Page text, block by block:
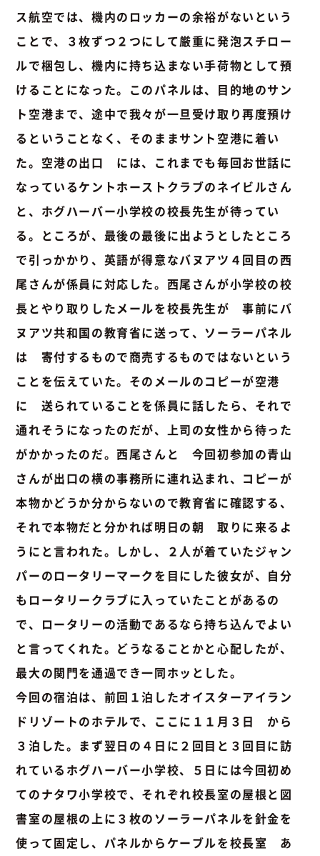
ス航空では、機内のロッカーの余裕がないという
ことで、３枚ずつ２つにして厳重に発泡スチロー
ルで梱包し、機内に持ち込まない手荷物として預
けることになった。このパネルは、目的地のサン
ト空港まで、途中で我々が一旦受け取り再度預け
るということなく、そのままサント空港に着い
た。空港の出口 には、これまでも毎回お世話に
なっているケントホーストクラブのネイビルさん
と、ホグハーバー小学校の校長先生が待ってい
る。ところが、最後の最後に出ようとしたところ
で引っかかり、英語が得意なバヌアツ４回目の西
尾さんが係員に対応した。西尾さんが小学校の校
長とやり取りしたメールを校長先生が 事前にバ
ヌアツ共和国の教育省に送って、ソーラーパネル
は 寄付するもので商売するものではないという
ことを伝えていた。そのメールのコピーが空港
に 送られていることを係員に話したら、それで
通れそうになったのだが、上司の女性から待った
がかかったのだ。西尾さんと 今回初参加の青山
さんが出口の横の事務所に連れ込まれ、コピーが
本物かどうか分からないので教育省に確認する、
それで本物だと分かれば明日の朝 取りに来るよ
うにと言われた。しかし、２人が着ていたジャン
パーのロータリーマークを目にした彼女が、自分
もロータリークラブに入っていたことがあるの
で、ロータリーの活動であるなら持ち込んでよい
と言ってくれた。どうなることかと心配したが、
最大の関門を通過でき一同ホッとした。
今回の宿泊は、前回１泊したオイスターアイラン
ドリゾートのホテルで、ここに１１月３日 から
３泊した。まず翌日の４日に２回目と３回目に訪
れているホグハーバー小学校、５日には今回初め
てのナタワ小学校で、それぞれ校長室の屋根と図
書室の屋根の上に３枚のソーラーパネルを針金を
使って固定し、パネルからケーブルを校長室 あ